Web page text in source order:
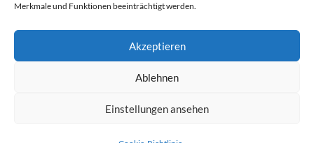
Merkmale und Funktionen beeinträchtigt werden.
Akzeptieren
Ablehnen
Einstellungen ansehen
Impressum / Datenschutzerklärung